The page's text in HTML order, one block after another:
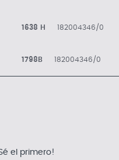
1638 H 182004346/0
1798B 182004346/0
el primero!